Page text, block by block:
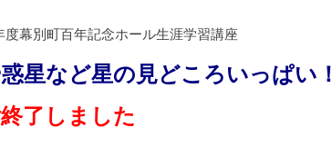
度幕別町百年記念ホール生涯学習講座
星など星の見どころいっぱい！
了しました